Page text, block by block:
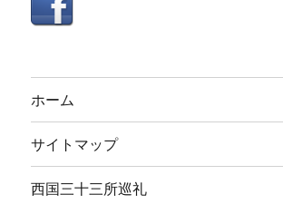
ホーム
サイトマップ
西国三十三所巡礼